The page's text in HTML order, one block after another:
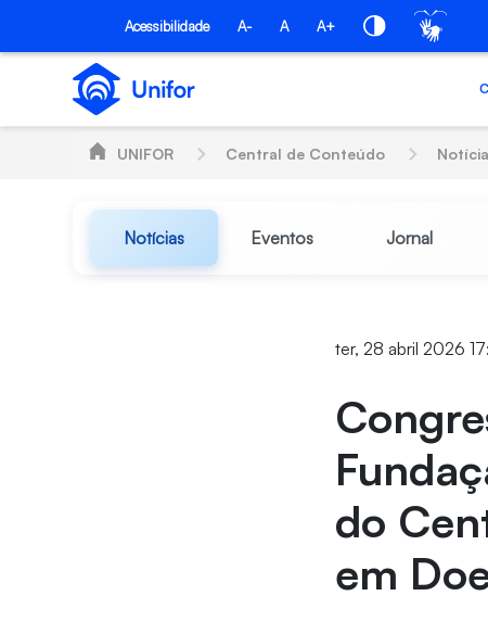
Pular para o Conteúdo principal
Acessibilidade A- A A+
UNIFOR Central de Conteúdo
Notícias Eventos Jornal
ter, 28 abril 2026
do
em